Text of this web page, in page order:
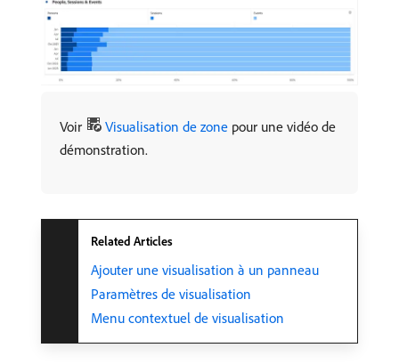
Voir Visualisation de zone pour une vidéo de
démonstration.
Related Articles
Ajouter une visualisation à un panneau
Paramètres de visualisation
Menu contextuel de visualisation